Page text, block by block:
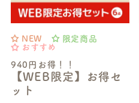
940円お得！！
【WEB限定】お得セ
ット
NEW
限定商品
おすすめ